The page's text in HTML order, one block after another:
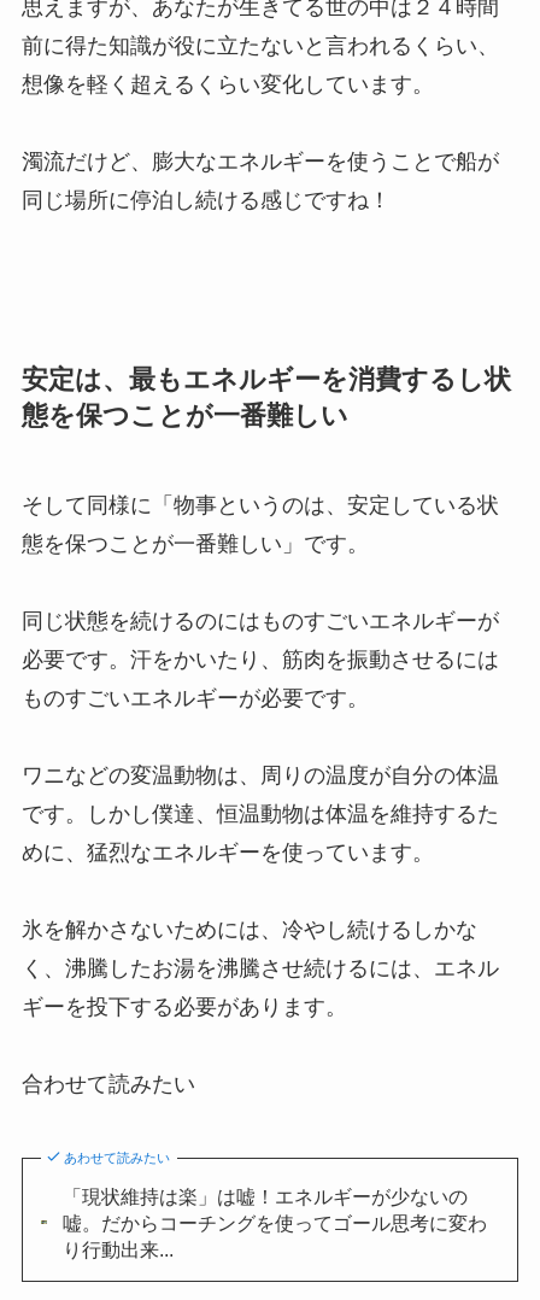
思えますが、あなたが生きてる世の中は２４時間
前に得た知識が役に立たないと言われるくらい、
想像を軽く超えるくらい変化しています。
濁流だけど、膨大なエネルギーを使うことで船が
同じ場所に停泊し続ける感じですね！
安定は、最もエネルギーを消費するし状
態を保つことが一番難しい
そして同様に「物事というのは、安定している状
態を保つことが一番難しい」です。
同じ状態を続けるのにはものすごいエネルギーが
必要です。汗をかいたり、筋肉を振動させるには
ものすごいエネルギーが必要です。
ワニなどの変温動物は、周りの温度が自分の体温
です。しかし僕達、恒温動物は体温を維持するた
めに、猛烈なエネルギーを使っています。
氷を解かさないためには、冷やし続けるしかな
く、沸騰したお湯を沸騰させ続けるには、エネル
ギーを投下する必要があります。
合わせて読みたい
あわせて読みたい
「現状維持は楽」は嘘！エネルギーが少ないの
嘘。だからコーチングを使ってゴール思考に変わ
り行動出来...